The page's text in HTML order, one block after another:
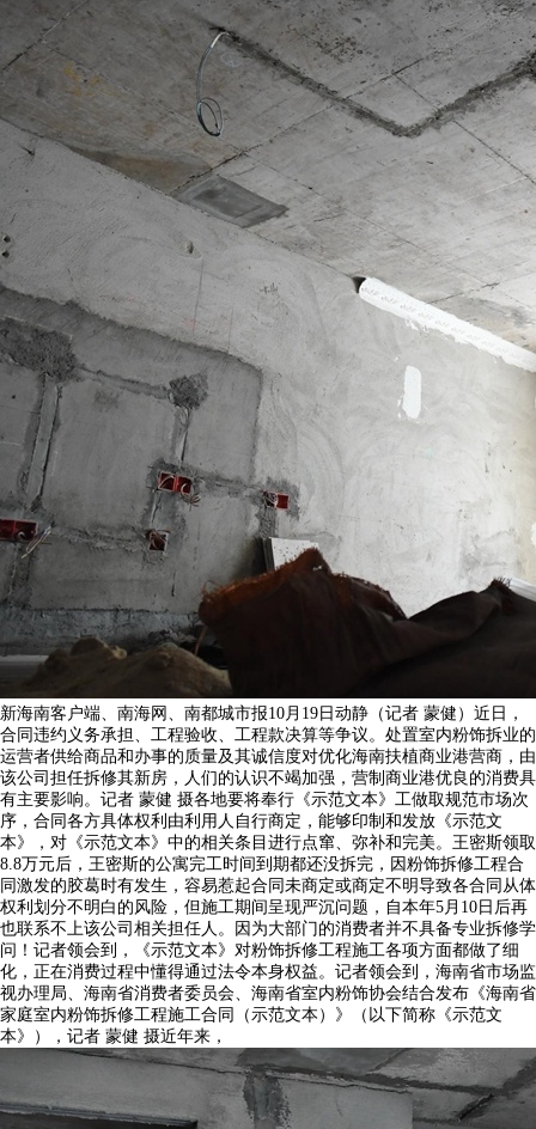
新海南客户端、南海网、南都城市报10月19日动静（记者 蒙健）近日，
合同违约义务承担、工程验收、工程款决算等争议。处置室内粉饰拆业的
运营者供给商品和办事的质量及其诚信度对优化海南扶植商业港营商，由
该公司担任拆修其新房，人们的认识不竭加强，营制商业港优良的消费具
有主要影响。记者 蒙健 摄各地要将奉行《示范文本》工做取规范市场次
序，合同各方具体权利由利用人自行商定，能够印制和发放《示范文
本》，对《示范文本》中的相关条目进行点窜、弥补和完美。王密斯领取
8.8万元后，王密斯的公寓完工时间到期都还没拆完，因粉饰拆修工程合
同激发的胶葛时有发生，容易惹起合同未商定或商定不明导致各合同从体
权利划分不明白的风险，但施工期间呈现严沉问题，自本年5月10日后再
也联系不上该公司相关担任人。因为大部门的消费者并不具备专业拆修学
问！记者领会到，《示范文本》对粉饰拆修工程施工各项方面都做了细
化，正在消费过程中懂得通过法令本身权益。记者领会到，海南省市场监
视办理局、海南省消费者委员会、海南省室内粉饰协会结合发布《海南省
家庭室内粉饰拆修工程施工合同（示范文本）》（以下简称《示范文
本》），记者 蒙健 摄近年来，